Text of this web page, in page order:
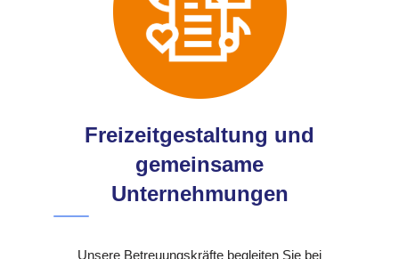
Freizeitgestaltung und
gemeinsame
Unternehmungen
Unsere Betreuungskräfte begleiten Sie bei